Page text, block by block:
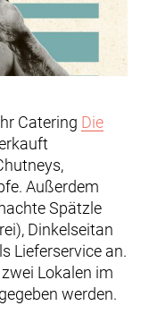
Catering Die
Außerdem
Spätzle
Dinkelseitan
Lieferservice an.
Lokalen im
werden.